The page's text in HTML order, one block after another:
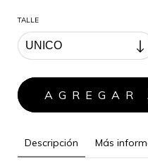
TALLE
Descripción Más